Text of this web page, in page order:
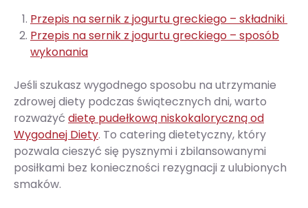
Przepis na sernik z jogurtu greckiego – składniki
Przepis na sernik z jogurtu greckiego – sposób
wykonania
Jeśli szukasz wygodnego sposobu na utrzymanie
zdrowej diety podczas świątecznych dni, warto
rozważyć dietę pudełkową niskokaloryczną od
Wygodnej Diety. To catering dietetyczny, który
pozwala cieszyć się pysznymi i zbilansowanymi
posiłkami bez konieczności rezygnacji z ulubionych
smaków.